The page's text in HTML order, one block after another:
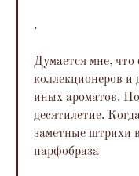
.
Думается мне,
коллекционеров и
иных ароматов.
десятилетие.
заметные штрихи
парфобраза